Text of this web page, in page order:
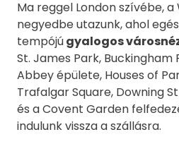
Ma reggel London szívébe,
negyedbe utazunk, ahol
tempójúgyalogos
St. James Park,
Abbey épülete, Houses of
Trafalgar Square, Downing
és a Covent Garden
indulunk vissza a szállásra.